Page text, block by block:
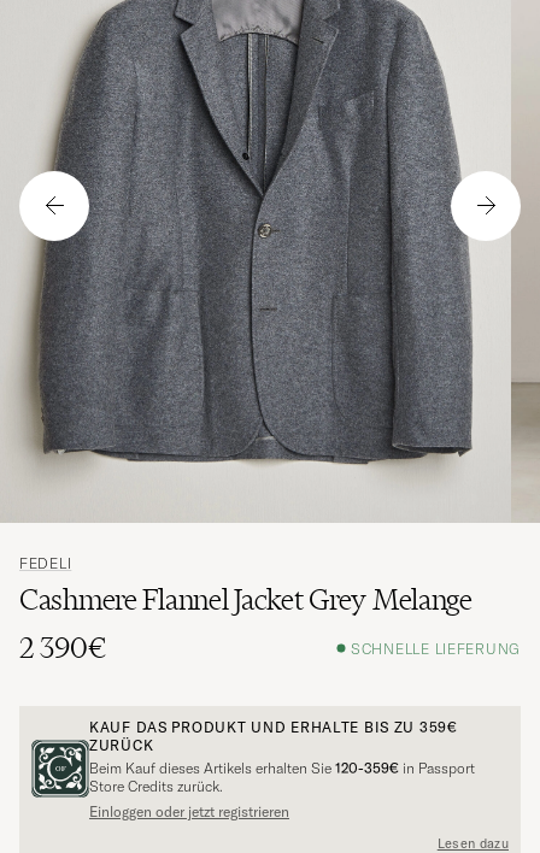
FEDELI
Cashmere Flannel Jacket Grey Melange
2 390€
SCHNELLE LIEFERUNG
KAUF DAS PRODUKT UND ERHALTE BIS ZU 359€
ZURÜCK
Beim Kauf dieses Artikels erhalten Sie 120-359€ in Passport
Store Credits zurück.
Einloggen oder jetzt registrieren
Lesen dazu